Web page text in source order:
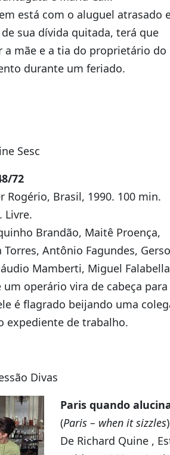
está com o aluguel atrasado
sua dívida quitada, terá que
a mãe e a tia do proprietário do
durante um feriado.
Sesc
72
Rogério, Brasil, 1990. 100 min.
Livre.
Brandão, Maitê Proença,
Torres, Antônio Fagundes,
Mamberti, Miguel
um operário vira de cabeça
é flagrado beijando uma
expediente de trabalho.
Divas
Parisquando
(Paris– when it sizzles)
De Richard Quine ,